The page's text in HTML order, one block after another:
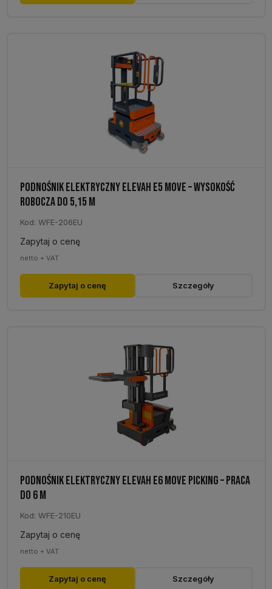
PODNOŚNIK ELEKTRYCZNY ELEVAH E5 MOVE – WYSOKOŚĆ
ROBOCZA DO 5,15 M
Kod: WFE-206EU
Zapytaj o cenę
netto + VAT
Zapytaj o cenę Szczegóły
PODNOŚNIK ELEKTRYCZNY ELEVAH E6 MOVE PICKING – PRACA
DO 6 M
Kod: WFE-210EU
Zapytaj o cenę
netto + VAT
Zapytaj o cenę Szczegóły